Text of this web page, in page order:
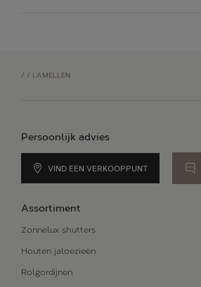
/ / LAMELLEN
Persoonlijk advies
VIND EEN VERKOOPPUNT
Assortiment
Zonnelux shutters
Houten jaloezieën
Rolgordijnen